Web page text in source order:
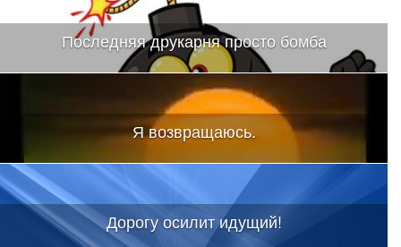
Последняя друкарня просто бомба
Я возвращаюсь.
Дорогу осилит идущий!